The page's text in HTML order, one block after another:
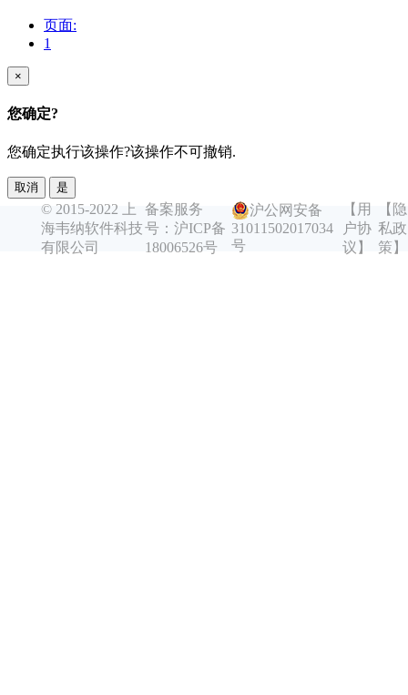
页面:
1
×
您确定?
您确定执行该操作?该操作不可撤销.
取消 是
© 2015-2022 上
海韦纳软件科技
有限公司
备案服务
号：沪ICP备
18006526号
沪公网安备
31011502017034
号
【用
户协
议】
【隐
私政
策】